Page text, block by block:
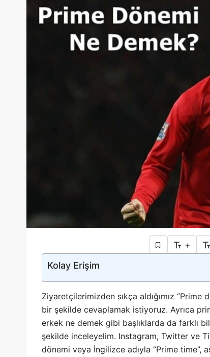
+
Kolay Erişim
Ziyaretçilerimizden sıkça aldığımız
bir şekilde cevaplamak istiyoruz. Ayrıca
erkek ne demek gibi başlıklarda da farklı
şekilde inceleyelim. Instagram, Twitter ve
dönemi veya İngilizce adıyla “Prime time”,